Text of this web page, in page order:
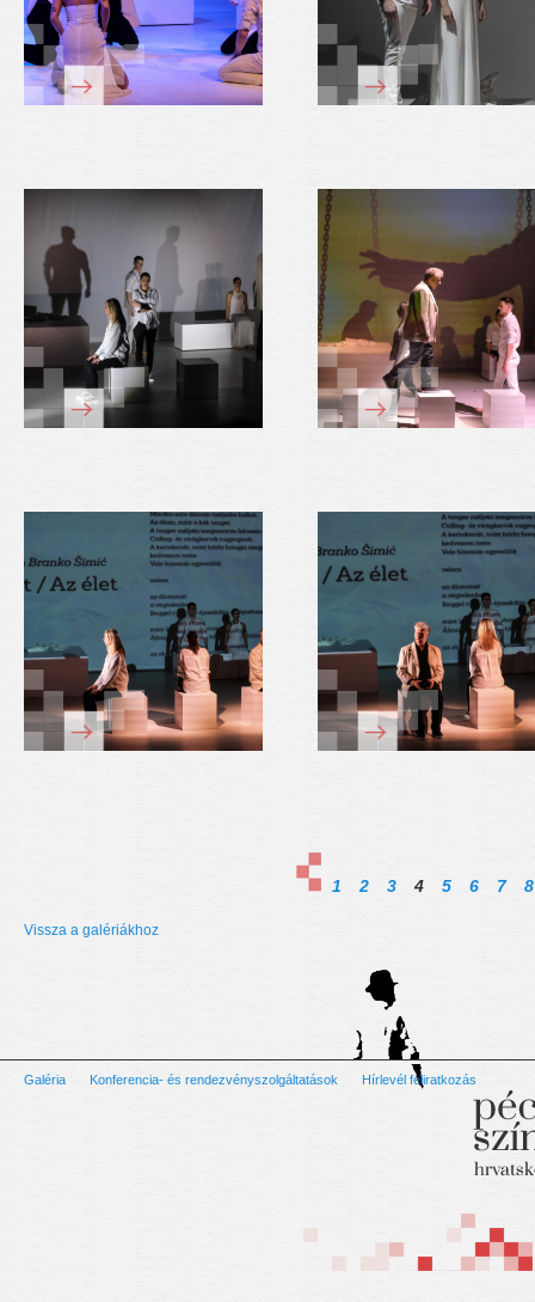
1 2 3 4 5 6 7 8
Vissza a galériákhoz
Galéria Konferencia- és rendezvényszolgáltatások Hírlevél feliratkozás